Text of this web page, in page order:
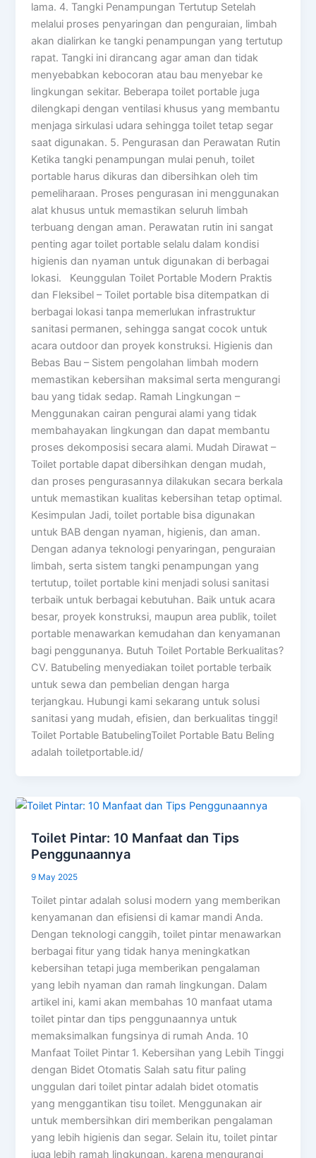
lama. 4. Tangki Penampungan Tertutup Setelah
melalui proses penyaringan dan penguraian, limbah
akan dialirkan ke tangki penampungan yang tertutup
rapat. Tangki ini dirancang agar aman dan tidak
menyebabkan kebocoran atau bau menyebar ke
lingkungan sekitar. Beberapa toilet portable juga
dilengkapi dengan ventilasi khusus yang membantu
menjaga sirkulasi udara sehingga toilet tetap segar
saat digunakan. 5. Pengurasan dan Perawatan Rutin
Ketika tangki penampungan mulai penuh, toilet
portable harus dikuras dan dibersihkan oleh tim
pemeliharaan. Proses pengurasan ini menggunakan
alat khusus untuk memastikan seluruh limbah
terbuang dengan aman. Perawatan rutin ini sangat
penting agar toilet portable selalu dalam kondisi
higienis dan nyaman untuk digunakan di berbagai
lokasi. Keunggulan Toilet Portable Modern Praktis
dan Fleksibel – Toilet portable bisa ditempatkan di
berbagai lokasi tanpa memerlukan infrastruktur
sanitasi permanen, sehingga sangat cocok untuk
acara outdoor dan proyek konstruksi. Higienis dan
Bebas Bau – Sistem pengolahan limbah modern
memastikan kebersihan maksimal serta mengurangi
bau yang tidak sedap. Ramah Lingkungan –
Menggunakan cairan pengurai alami yang tidak
membahayakan lingkungan dan dapat membantu
proses dekomposisi secara alami. Mudah Dirawat –
Toilet portable dapat dibersihkan dengan mudah,
dan proses pengurasannya dilakukan secara berkala
untuk memastikan kualitas kebersihan tetap optimal.
Kesimpulan Jadi, toilet portable bisa digunakan
untuk BAB dengan nyaman, higienis, dan aman.
Dengan adanya teknologi penyaringan, penguraian
limbah, serta sistem tangki penampungan yang
tertutup, toilet portable kini menjadi solusi sanitasi
terbaik untuk berbagai kebutuhan. Baik untuk acara
besar, proyek konstruksi, maupun area publik, toilet
portable menawarkan kemudahan dan kenyamanan
bagi penggunanya. Butuh Toilet Portable Berkualitas?
CV. Batubeling menyediakan toilet portable terbaik
untuk sewa dan pembelian dengan harga
terjangkau. Hubungi kami sekarang untuk solusi
sanitasi yang mudah, efisien, dan berkualitas tinggi!
Toilet Portable BatubelingToilet Portable Batu Beling
adalah toiletportable.id/
Toilet Pintar: 10 Manfaat dan Tips
Penggunaannya
9 May 2025
Toilet pintar adalah solusi modern yang memberikan
kenyamanan dan efisiensi di kamar mandi Anda.
Dengan teknologi canggih, toilet pintar menawarkan
berbagai fitur yang tidak hanya meningkatkan
kebersihan tetapi juga memberikan pengalaman
yang lebih nyaman dan ramah lingkungan. Dalam
artikel ini, kami akan membahas 10 manfaat utama
toilet pintar dan tips penggunaannya untuk
memaksimalkan fungsinya di rumah Anda. 10
Manfaat Toilet Pintar 1. Kebersihan yang Lebih Tinggi
dengan Bidet Otomatis Salah satu fitur paling
unggulan dari toilet pintar adalah bidet otomatis
yang menggantikan tisu toilet. Menggunakan air
untuk membersihkan diri memberikan pengalaman
yang lebih higienis dan segar. Selain itu, toilet pintar
juga lebih ramah lingkungan, karena mengurangi